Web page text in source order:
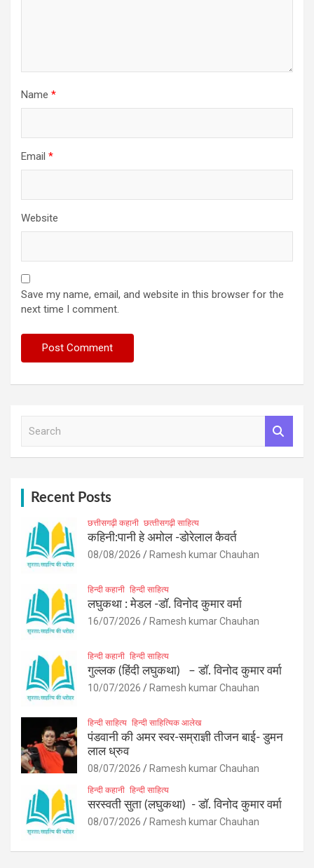
Name *
Email *
Website
Save my name, email, and website in this browser for the
next time I comment.
Recent Posts
छत्तीसगढ़ी कहानी छत्‍तीसगढ़ी साहित्‍य
कहिनी:पानी हे अमोल -डोरेलाल कैवर्त
08/08/2026 Ramesh kumar Chauhan
हिन्दी कहानी हिन्दी साहित्य
लघुकथा : मेडल -डॉ. विनोद कुमार वर्मा
16/07/2026 Ramesh kumar Chauhan
हिन्दी कहानी हिन्दी साहित्य
गुल्लक (हिंदी लघुकथा) – डॉ. विनोद कुमार वर्मा
10/07/2026 Ramesh kumar Chauhan
हिन्दी साहित्य हिन्दी साहित्यिक आलेख
पंडवानी की अमर स्वर-सम्राज्ञी तीजन बाई- डुमन
लाल ध्रुव
08/07/2026 Ramesh kumar Chauhan
हिन्दी कहानी हिन्दी साहित्य
सरस्वती सुता (लघुकथा) ​- डॉ. विनोद कुमार वर्मा
08/07/2026 Ramesh kumar Chauhan